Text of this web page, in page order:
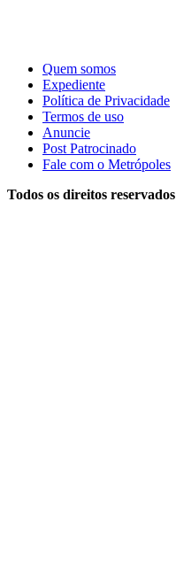
Quem somos
Expediente
Política de Privacidade
Termos de uso
Anuncie
Post Patrocinado
Fale com o Metrópoles
Todos os direitos reservados